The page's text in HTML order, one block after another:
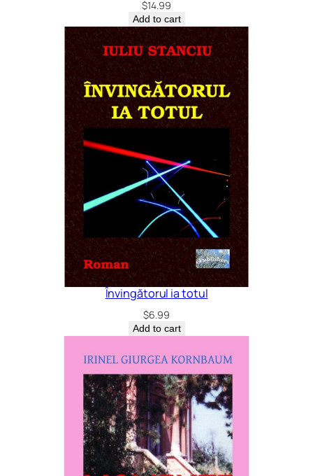
$14.99
Add to cart
Învingătorul ia totul
$6.99
Add to cart